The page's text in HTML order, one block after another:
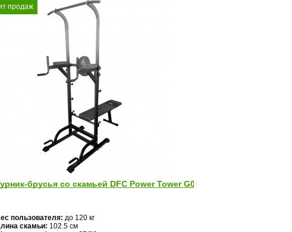
продаж
брусья со скамьей DFC Power Tower G005
пользователя: до 120 кг
скамьи: 102.5 см